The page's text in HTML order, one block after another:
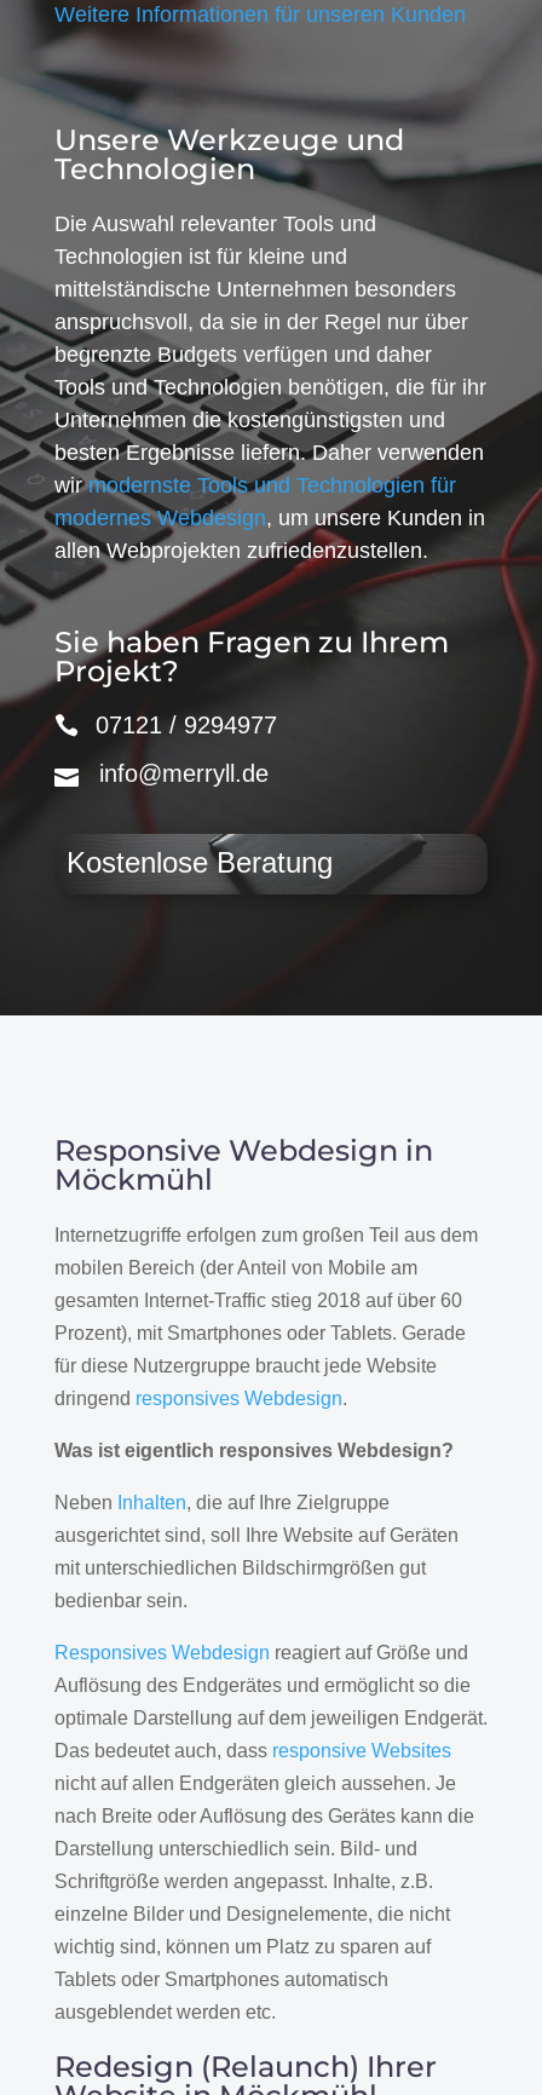
Weitere Informationen für unseren Kunden
Unsere Werkzeuge und
Technologien
Die Auswahl relevanter Tools und
Technologien ist für kleine und
mittelständische Unternehmen besonders
anspruchsvoll, da sie in der Regel nur über
begrenzte Budgets verfügen und daher
Tools und Technologien benötigen, die für ihr
Unternehmen die kostengünstigsten und
besten Ergebnisse liefern. Daher verwenden
wirmodernste Tools und Technologien für
modernes Webdesign, um unsere Kunden in
allen Webprojekten zufriedenzustellen.
Sie haben Fragen zu Ihrem
Projekt?
07121 / 9294977
info@merryll.de
Kostenlose Beratung
Responsive Webdesign in
Möckmühl
Internetzugriffe erfolgen zum großen Teil aus dem
mobilen Bereich (der Anteil von Mobile am
gesamten Internet-Traffic stieg 2018 auf über 60
Prozent), mit Smartphones oder Tablets. Gerade
für diese Nutzergruppe braucht jede Website
dringend responsives Webdesign.
Was ist eigentlich responsives Webdesign?
Neben Inhalten, die auf Ihre Zielgruppe
ausgerichtet sind, soll Ihre Website auf Geräten
mit unterschiedlichen Bildschirmgrößen gut
bedienbar sein.
Responsives Webdesign reagiert auf Größe und
Auflösung des Endgerätes und ermöglicht so die
optimale Darstellung auf dem jeweiligen Endgerät.
Das bedeutet auch, dass responsive Websites
nicht auf allen Endgeräten gleich aussehen. Je
nach Breite oder Auflösung des Gerätes kann die
Darstellung unterschiedlich sein. Bild- und
Schriftgröße werden angepasst. Inhalte, z.B.
einzelne Bilder und Designelemente, die nicht
wichtig sind, können um Platz zu sparen auf
Tablets oder Smartphones automatisch
ausgeblendet werden etc.
Redesign (Relaunch) Ihrer